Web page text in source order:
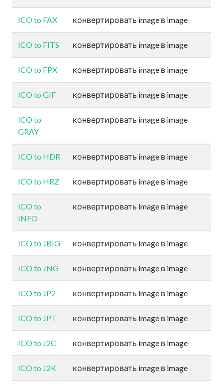
ICO to FAX конвертировать image в image
ICO to FITS конвертировать image в image
ICO to FPX конвертировать image в image
ICO to GIF конвертировать image в image
ICO to
GRAY
конвертировать image в image
ICO to HDR конвертировать image в image
ICO to HRZ конвертировать image в image
ICO to
INFO
конвертировать image в image
ICO to JBIG конвертировать image в image
ICO to JNG конвертировать image в image
ICO to JP2 конвертировать image в image
ICO to JPT конвертировать image в image
ICO to J2C конвертировать image в image
ICO to J2K конвертировать image в image